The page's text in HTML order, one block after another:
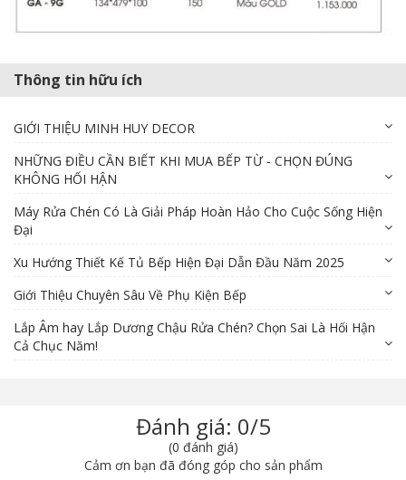
Thông tin hữu ích
GIỚI THIỆU MINH HUY DECOR
NHỮNG ĐIỀU CẦN BIẾT KHI MUA BẾP TỪ - CHỌN ĐÚNG
KHÔNG HỐI HẬN
Máy Rửa Chén Có Là Giải Pháp Hoàn Hảo Cho Cuộc Sống Hiện
Đại
Xu Hướng Thiết Kế Tủ Bếp Hiện Đại Dẫn Đầu Năm 2025
Giới Thiệu Chuyên Sâu Về Phụ Kiện Bếp
Lắp Âm hay Lắp Dương Chậu Rửa Chén? Chọn Sai Là Hối Hận
Cả Chục Năm!
Đánh giá: 0/5
(0 đánh giá)
Cảm ơn bạn đã đóng góp cho sản phẩm